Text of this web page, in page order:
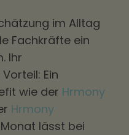
im Alltag
Fachkräfte ein
Ihr
Ein
wie der Hrmony
Hrmony
lässt bei